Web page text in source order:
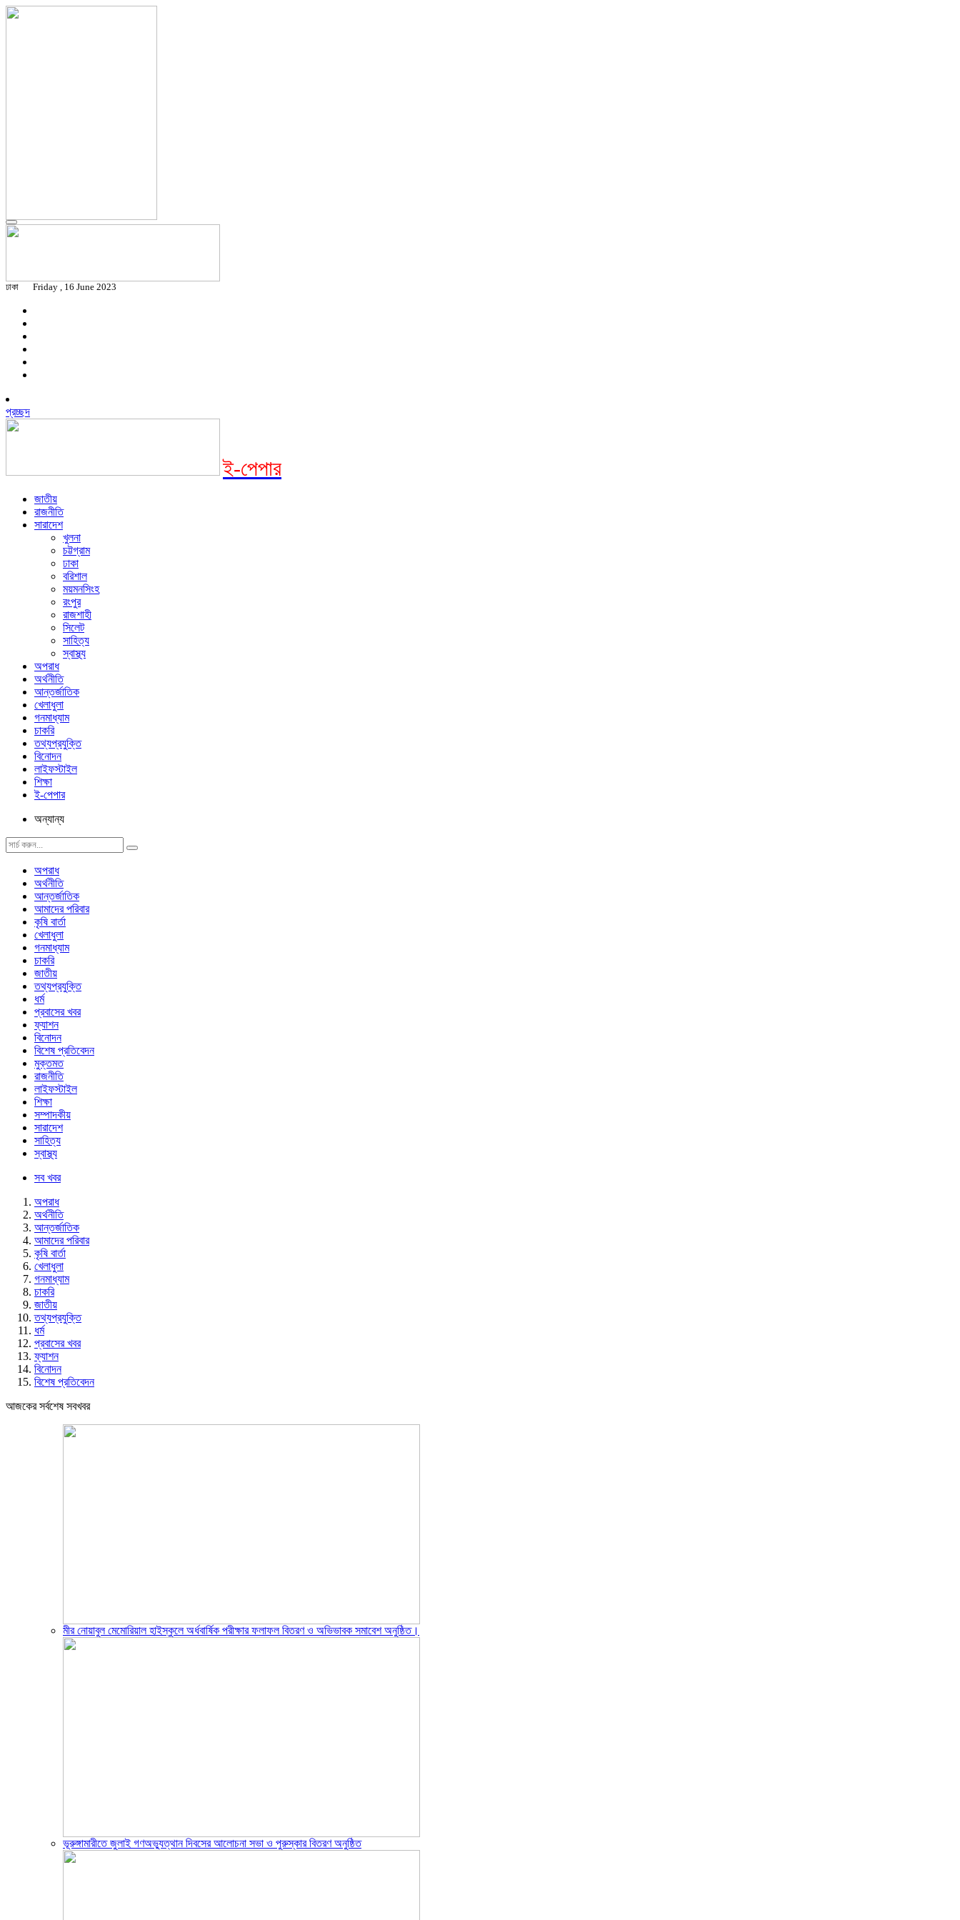
ঢাকা Friday , 16 June 2023
প্রচ্ছদ
ই-পেপার
জাতীয়
রাজনীতি
সারাদেশ
খুলনা
চট্টগ্রাম
ঢাকা
বরিশাল
ময়মনসিংহ
রংপুর
রাজশাহী
সিলেট
সাহিত্য
স্বাস্থ্য
অপরাধ
অর্থনীতি
আন্তর্জাতিক
খেলাধুলা
গনমাধ্যাম
চাকরি
তথ্যপ্রযুক্তি
বিনোদন
লাইফস্টাইল
শিক্ষা
ই-পেপার
অন্যান্য
অপরাধ
অর্থনীতি
আন্তর্জাতিক
আমাদের পরিবার
কৃষি বার্তা
খেলাধুলা
গনমাধ্যাম
চাকরি
জাতীয়
তথ্যপ্রযুক্তি
ধর্ম
প্রবাসের খবর
ফ্যাশন
বিনোদন
বিশেষ প্রতিবেদন
মুক্তমত
রাজনীতি
লাইফস্টাইল
শিক্ষা
সম্পাদকীয়
সারাদেশ
সাহিত্য
স্বাস্থ্য
সব খবর
অপরাধ
অর্থনীতি
আন্তর্জাতিক
আমাদের পরিবার
কৃষি বার্তা
খেলাধুলা
গনমাধ্যাম
চাকরি
জাতীয়
তথ্যপ্রযুক্তি
ধর্ম
প্রবাসের খবর
ফ্যাশন
বিনোদন
বিশেষ প্রতিবেদন
আজকের সর্বশেষ সবখবর
মীর নোয়াবুল মেমোরিয়াল হাইস্কুলে অর্ধবার্ষিক পরীক্ষার ফলাফল বিতরণ ও অভিভাবক সমাবেশ অনুষ্ঠিত।
ভূরুঙ্গামারীতে জুলাই গণঅভ্যুত্থান দিবসের আলোচনা সভা ও পুরুস্কার বিতরণ অনুষ্ঠিত